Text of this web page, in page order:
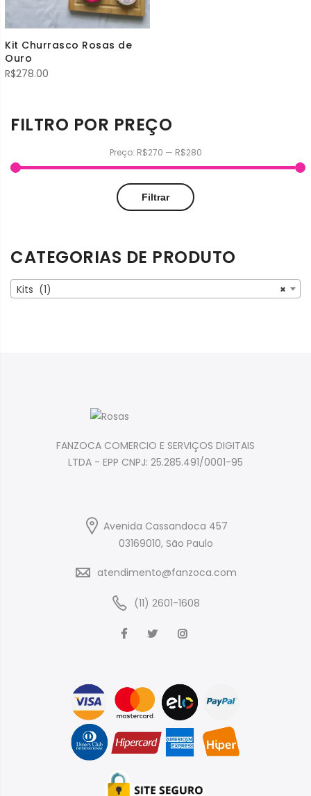
Kit Churrasco Rosas de
Ouro
R$278.00
FILTRO POR PREÇO
Preço
mínimo
Preço
máximo
Filtrar
Preço: R$270 — R$280
CATEGORIAS DE PRODUTO
×
Kits (1)
FANZOCA COMERCIO E SERVIÇOS DIGITAIS
LTDA - EPP CNPJ: 25.285.491/0001-95
Avenida Cassandoca 457
03169010, São Paulo
atendimento@fanzoca.com
(11) 2601-1608